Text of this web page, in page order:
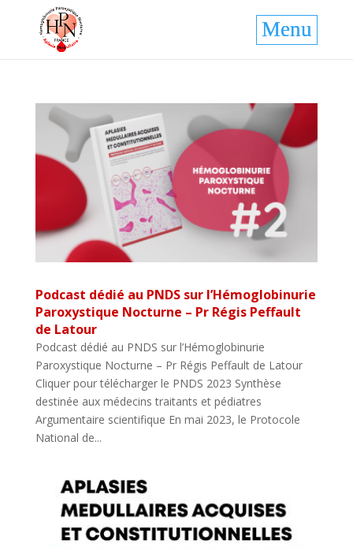
Podcast dédié au PNDS sur l’Hémoglobinurie
Paroxystique Nocturne – Pr Régis Peffault
de Latour
Podcast dédié au PNDS sur l’Hémoglobinurie
Paroxystique Nocturne – Pr Régis Peffault de Latour
Cliquer pour télécharger le PNDS 2023 Synthèse
destinée aux médecins traitants et pédiatres
Argumentaire scientifique En mai 2023, le Protocole
National de...